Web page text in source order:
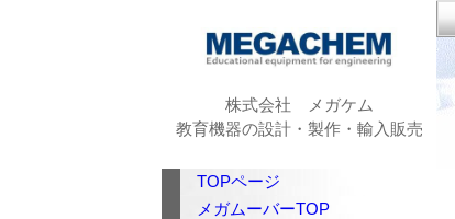
株式会社 メガケム
教育機器の設計・製作・輸入販売
TOPページ
メガムーバーTOP